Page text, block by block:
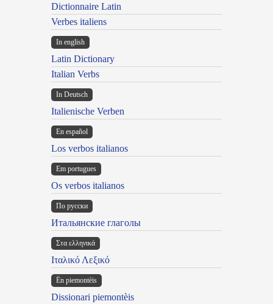
Dictionnaire Latin
Verbes italiens
In english
Latin Dictionary
Italian Verbs
In Deutsch
Italienische Verben
En español
Los verbos italianos
Em portugues
Os verbos italianos
По русски
Итальянские глаголы
Στα ελληνικά
Ιταλικό Λεξικό
Ën piemontèis
Dissionari piemontèis